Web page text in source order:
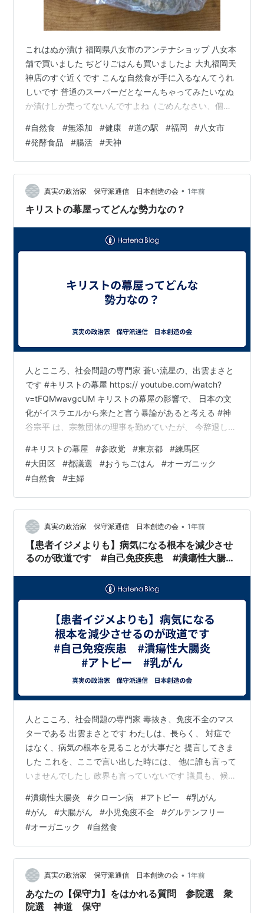
これはぬか漬け 福岡県八女市のアンテナショップ 八女本
舗で買いました ぢどりごはんも買いましたよ 大丸福岡天
神店のすぐ近くです こんな自然食が手に入るなんてうれ
しいです 普通のスーパーだとなーんちゃってみたいなぬ
か漬けしか売ってないんですよね（ごめんなさい、個人
商品です 「としばぁ」って 八女市矢部地区にある観光物
産交流施設「杣のさと」（そまのさと）の愛称 方言で
「おじいちゃん」を意味する「とし」と「おばあちゃ
ん」を意味する「しばぁ」を組み合わせたものだそうで
す おばあちゃんの名前かと思いますよね もうひとつ て
んちか（天神地下街）のソイカ…
#自然食 #無添加 #健康 #道の駅 #福岡 #八女市
#発酵食品 #腸活 #天神
真実の政治家 保守派通信 日本創造の会 • 1年前
キリストの幕屋ってどんな勢力なの？
人とこころ、社会問題の専門家 蒼い流星の、出雲まさと
です #キリストの幕屋 https:// youtube.com/watch?
v=tFQMwavgcUM キリストの幕屋の影響で、 日本の文
化がイスラエルから来たと言う暴論があると考える #神
谷宗平 は、宗教団体の理事を勤めていたが、 今辞退して
都議選 #深田萌絵 #平野雨龍 #保守 #田母神俊雄 #練馬区
#大田区
#キリストの幕屋 #参政党 #東京都 #練馬区
#大田区 #都議選 #おうちごはん #オーガニック
#自然食 #主婦
真実の政治家 保守派通信 日本創造の会 • 1年前
【患者イジメよりも】病気になる根本を減少させ
るのが政道です #自己免疫疾患 #潰瘍性大腸
人とこころ、社会問題の専門家 毒抜き、免疫不全のマス
ターである 出雲まさとです わたしは、長らく、 対症で
はなく、病気の根本を見ることが大事だと 提言してきま
した これを、ここで言い出した時には、 他に誰も言って
いませんでしたし 政界も言っていないです 議員も、候補
などから、薬を取り上げるのではなく、 まず、病気にな
る有害な食事や添加物を減少させるのが、正道です これ
無くして、患者のサービスを縮小するのは、ハラスメン
トです なぜ、議員及び、候補は安倍の売国を批判しない
のですか？ 安倍が、有害な添加物などを曖昧にして、国
民に毒を吸収させてい…
#潰瘍性大腸炎 #クローン病 #アトピー #乳がん
#がん #大腸がん #小児免疫不全 #グルテンフリー
#オーガニック #自然食
真実の政治家 保守派通信 日本創造の会 • 1年前
あなたの【保守力】をはかれる質問 参院選 衆
院選 神道 保守